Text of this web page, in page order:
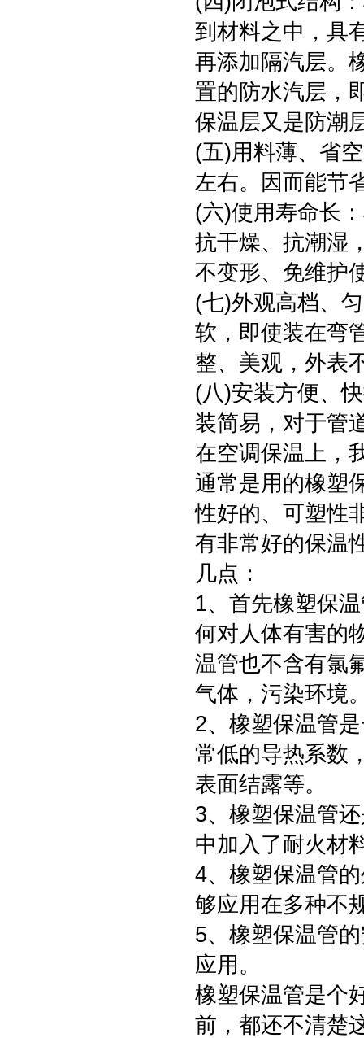
到材料之中，具
再添加隔汽层。
置的防水汽层，
保温层又是防潮
(五)用料薄、省
左右。因而能节
(六)使用寿命长
抗干燥、抗潮湿
不变形、免维护
(七)外观高档、
软，即使装在弯
整、美观，外表
(八)安装方便、
装简易，对于管
在空调保温上，
通常是用的橡塑
性好的、可塑性
有非常好的保温
几点：
1、首先橡塑保
何对人体有害的
温管也不含有氯
气体，污染环境
2、橡塑保温管
常低的导热系数
表面结露等。
3、橡塑保温管
中加入了耐火材
4、橡塑保温管
够应用在多种不
5、橡塑保温管
应用。
橡塑保温管是个
前，都还不清楚